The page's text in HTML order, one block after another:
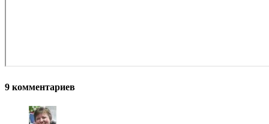
9 комментариев